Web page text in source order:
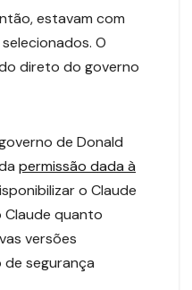
estavam com
O
direto do governo
de Donald
permissão dada à
o Claude
Claude quanto
versões
segurança